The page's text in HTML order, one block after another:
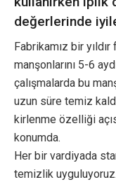
değerlerinde
Fabrikamız bir
manşonlarını 5-6
çalışmalarda bu
uzun süre temiz
kirlenme özelliği
konumda.
Her bir vardiyada
temizlik